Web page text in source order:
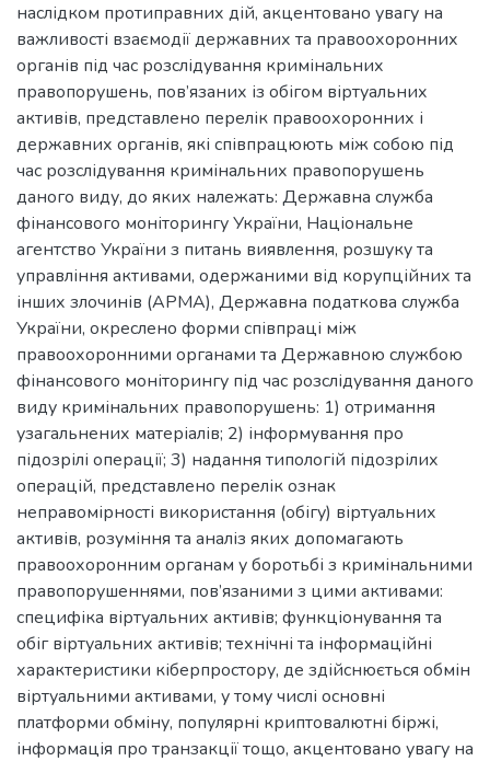
наслідком протиправних дій, акцентовано увагу на
важливості взаємодії державних та правоохоронних
органів під час розслідування кримінальних
правопорушень, пов’язаних із обігом віртуальних
активів, представлено перелік правоохоронних і
державних органів, які співпрацюють між собою під
час розслідування кримінальних правопорушень
даного виду, до яких належать: Державна служба
фінансового моніторингу України, Національне
агентство України з питань виявлення, розшуку та
управління активами, одержаними від корупційних та
інших злочинів (АРМА), Державна податкова служба
України, окреслено форми співпраці між
правоохоронними органами та Державною службою
фінансового моніторингу під час розслідування даного
виду кримінальних правопорушень: 1) отримання
узагальнених матеріалів; 2) інформування про
підозрілі операції; 3) надання типологій підозрілих
операцій, представлено перелік ознак
неправомірності використання (обігу) віртуальних
активів, розуміння та аналіз яких допомагають
правоохоронним органам у боротьбі з кримінальними
правопорушеннями, пов’язаними з цими активами:
специфіка віртуальних активів; функціонування та
обіг віртуальних активів; технічні та інформаційні
характеристики кіберпростору, де здійснюється обмін
віртуальними активами, у тому числі основні
платформи обміну, популярні криптовалютні біржі,
інформація про транзакції тощо, акцентовано увагу на